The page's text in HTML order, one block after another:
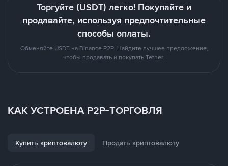
Торгуйте (USDT) легко! Покупайте и
продавайте, используя предпочтительные
способы оплаты.
Обменяйте USDT на Binance P2P. Найдите лучшее предложение,
чтобы продавать и покупать Tether.
КАК УСТРОЕНА P2P-ТОРГОВЛЯ
Купить криптовалюту Продать криптовалюту